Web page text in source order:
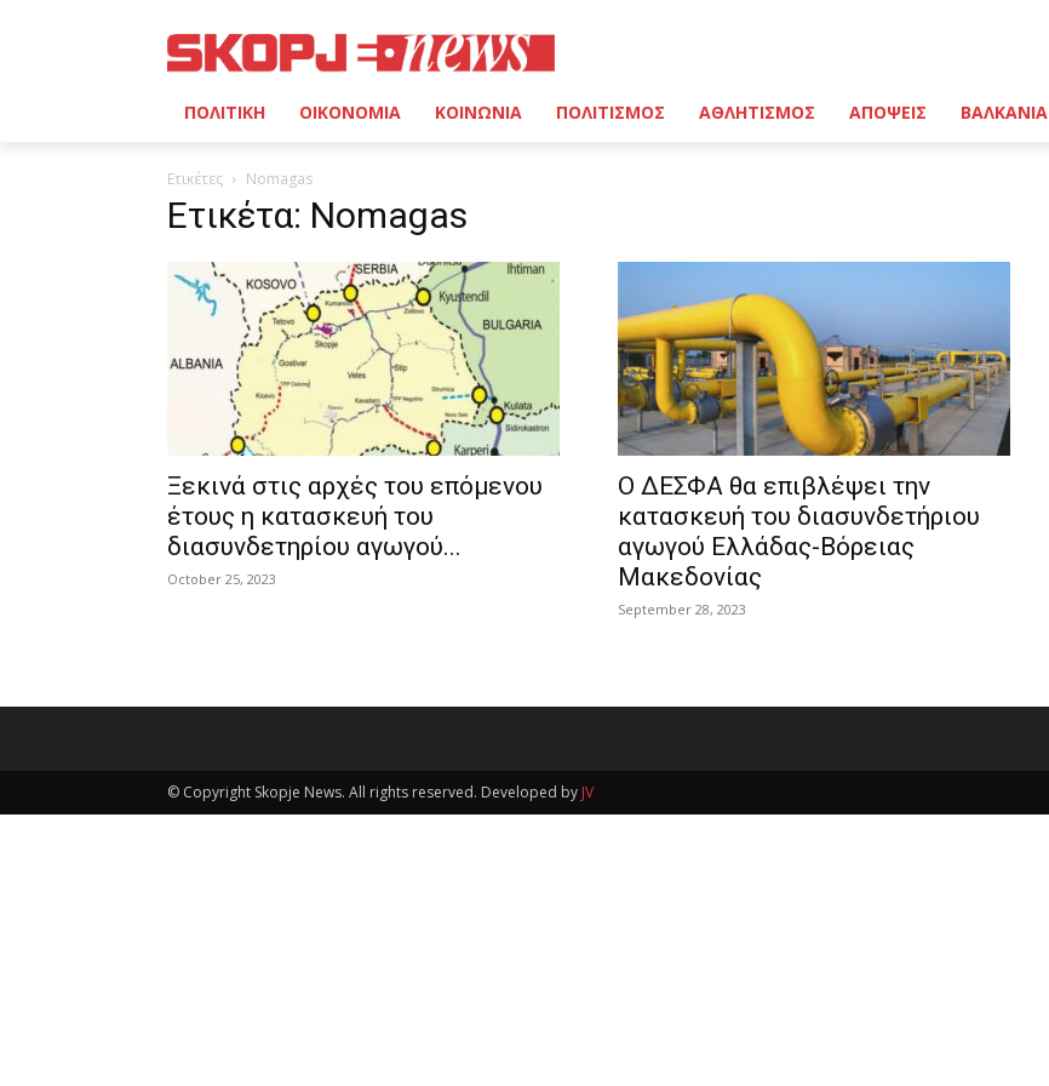
ΠΟΛΙΤΙΚΗ ΟΙΚΟΝΟΜΙΑ ΚΟΙΝΩΝΙΑ ΠΟΛΙΤΙΣΜΟΣ ΑΘΛΗΤΙΣΜΟΣ ΑΠΟΨΕΙΣ ΒΑΛΚΑΝΙΑ
Ετικέτες Nomagas
Ετικέτα: Nomagas
Ξεκινά στις αρχές του επόμενου
έτους η κατασκευή του
διασυνδετηρίου αγωγού...
October 25, 2023
Ο ΔΕΣΦΑ θα επιβλέψει την
κατασκευή του διασυνδετήριου
αγωγού Ελλάδας-Βόρειας
Μακεδονίας
September 28, 2023
© Copyright Skopje News. All rights reserved. Developed by JV